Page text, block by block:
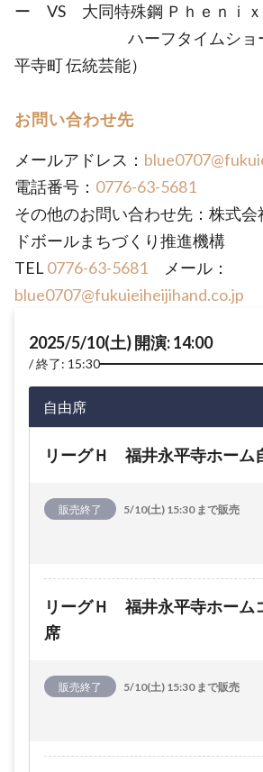
ー VS 大同特殊鋼 Ｐｈｅｎｉｘ
ハーフタイムショー
平寺町 伝統芸能）
お問い合わせ先
メールアドレス：
電話番号： 0776-63-5681
その他のお問い合わせ先：株式会
ドボールまちづくり推進機構
TEL 0776-63-5681 メール：
blue0707@fukuieiheijihand.co.jp
2025/5/10(土) 開演: 14:00
終了: 15:30
自由席
リーグＨ 福井永平寺ホーム
販売終了 5/10(土) 15:30 まで販売
リーグＨ 福井永平寺ホーム
席
販売終了 5/10(土) 15:30 まで販売